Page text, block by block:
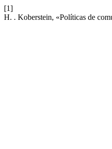
[1]
H. . Koberstein, «Políticas de